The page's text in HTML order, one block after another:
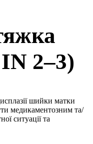
2–3)
шийки матки
медикаментозним та/
ситуації та